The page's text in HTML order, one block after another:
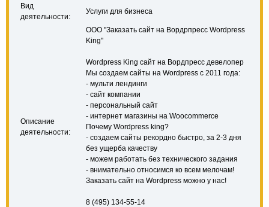
Вид
деятельности:
Услуги для бизнеса
Описание
деятельности:
ООО "Заказать сайт на Вордрпресс Wordpress
King"
Wordpress King сайт на Вордпресс девелопер
Мы создаем сайты на Wordpress с 2011 года:
- мульти лендинги
- сайт компании
- персональный сайт
- интернет магазины на Woocommerce
Почему Wordpress king?
- создаем сайты рекордно быстро, за 2-3 дня
без ущерба качеству
- можем работать без технического задания
- внимательно относимся ко всем мелочам!
Заказать сайт на Wordpress можно у нас!
8 (495) 134-55-14